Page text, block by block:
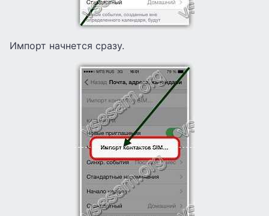
Импорт начнется сразу.